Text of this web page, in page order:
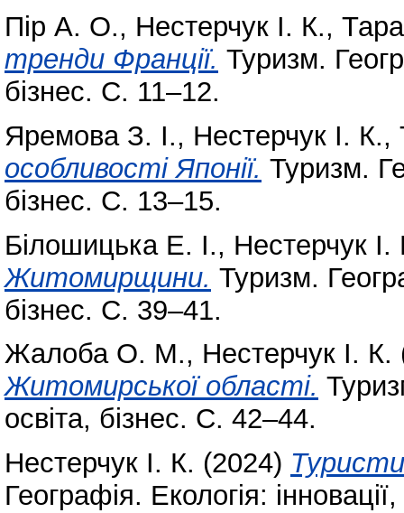
Пір А. О., Нестерчук І. К.,
тренди Франції. Туризм.
бізнес. С. 11–12.
Яремова З. І., Нестерчук І. К.,
особливості Японії. Туризм.
бізнес. С. 13–15.
Білошицька Е. І., Нестерчук І.
Житомирщини. Туризм.
бізнес. С. 39–41.
Жалоба О. М., Нестерчук І. К.
Житомирської області.
освіта, бізнес. С. 42–44.
Нестерчук І. К. (2024)
Географія. Екологія: